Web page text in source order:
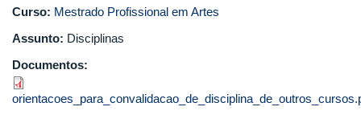
Curso: Mestrado Profissional em Artes
Assunto: Disciplinas
Documentos: